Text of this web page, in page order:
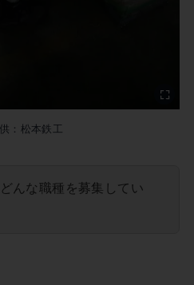
：松本鉄工
んな職種を募集してい